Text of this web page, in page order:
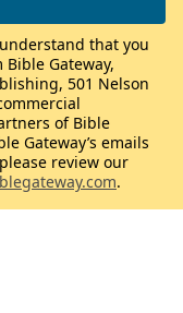
that you
Gateway,
501 Nelson
of Bible
Gateway’s emails
review our
.